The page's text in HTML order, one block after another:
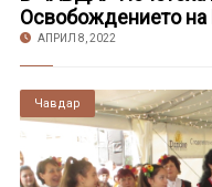
Освобождението на
АПРИЛ 8, 2022
Чавдар